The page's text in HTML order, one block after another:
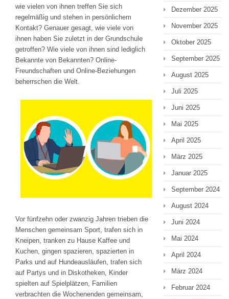
wie vielen von ihnen treffen Sie sich
regelmäßig und stehen in persönlichem
Kontakt? Genauer gesagt, wie viele von
ihnen haben Sie zuletzt in der Grundschule
getroffen? Wie viele von ihnen sind lediglich
Bekannte von Bekannten? Online-
Freundschaften und Online-Beziehungen
beherrschen die Welt.
Vor fünfzehn oder zwanzig Jahren trieben die
Menschen gemeinsam Sport, trafen sich in
Kneipen, tranken zu Hause Kaffee und
Kuchen, gingen spazieren, spazierten in
Parks und auf Hundeausläufen, trafen sich
auf Partys und in Diskotheken, Kinder
spielten auf Spielplätzen, Familien
verbrachten die Wochenenden gemeinsam,
Dezember 2025
November 2025
Oktober 2025
September 2025
August 2025
Juli 2025
Juni 2025
Mai 2025
April 2025
März 2025
Januar 2025
September 2024
August 2024
Juni 2024
Mai 2024
April 2024
März 2024
Februar 2024